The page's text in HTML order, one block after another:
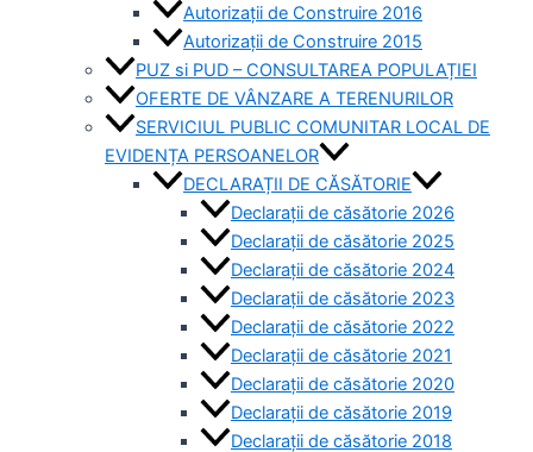
Autorizaţii de Construire 2016
Autorizaţii de Construire 2015
PUZ si PUD – CONSULTAREA POPULAȚIEI
OFERTE DE VÂNZARE A TERENURILOR
SERVICIUL PUBLIC COMUNITAR LOCAL DE
EVIDENȚA PERSOANELOR
DECLARAȚII DE CĂSĂTORIE
Declarații de căsătorie 2026
Declarații de căsătorie 2025
Declarații de căsătorie 2024
Declarații de căsătorie 2023
Declarații de căsătorie 2022
Declarații de căsătorie 2021
Declarații de căsătorie 2020
Declarații de căsătorie 2019
Declarații de căsătorie 2018